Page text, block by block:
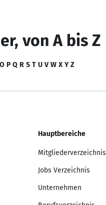
von A bis Z
O P Q R S T U V W X Y Z
Hauptbereiche
Mitgliederverzeichnis
Jobs Verzeichnis
Unternehmen